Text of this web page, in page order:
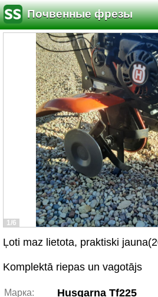
Почвенные фрезы
1/6
Ļoti maz lietota, praktiski
Komplektā riepas un vagotājs
Марка: Husqarna Tf225